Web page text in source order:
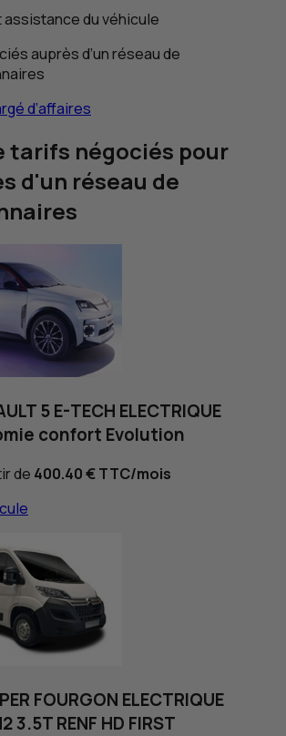
du véhicule
auprès d’un réseau de
d’affaires
tarifs négociés pour
d'un réseau de
5 E-TECH ELECTRIQUE
confort Evolution
de 400.40 €TTC/mois
FOURGON ELECTRIQUE
3.5T RENF HD FIRST